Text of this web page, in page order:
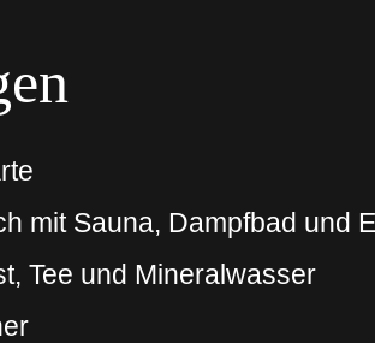
mit Sauna, Dampfbad und
Tee und Mineralwasser